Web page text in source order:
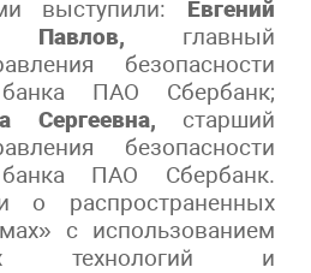
выступили: Евгений
Павлов, главный
безопасности
банка ПАО Сбербанк;
Сергеевна, старший
безопасности
банка ПАО Сбербанк.
о распространенных
с использованием
технологий и